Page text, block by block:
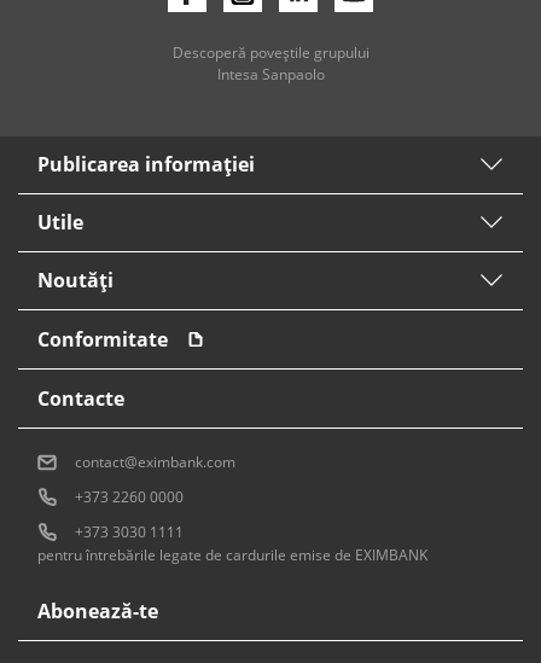
Descoperă poveştile grupului
Intesa Sanpaolo
Publicarea informaţiei
Utile
Noutăți
Conformitate
Abonează-te
Contacte
contact@eximbank.com
+373 2260 0000
+373 3030 1111
pentru întrebările legate de cardurile emise de EXIMBANK